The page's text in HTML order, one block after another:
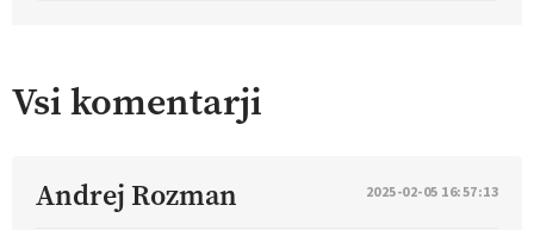
Vsi komentarji
Andrej Rozman 2025-02-05 16:57:13